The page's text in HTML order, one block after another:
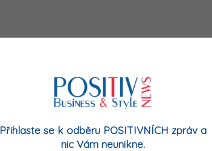
Konference eBF na 4 dny
změní Ostravu
Přihlaste se k odběru POSITIVNÍCH zpráv a
nic Vám neunikne.